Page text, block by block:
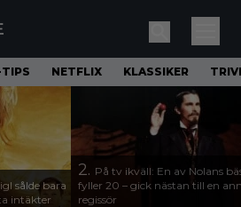
NETFLIX KLASSIKER
sålde bara
intäkter
2. På tv ikväll: En av Nolans
fyller 20 – gick nästan till en
regissör